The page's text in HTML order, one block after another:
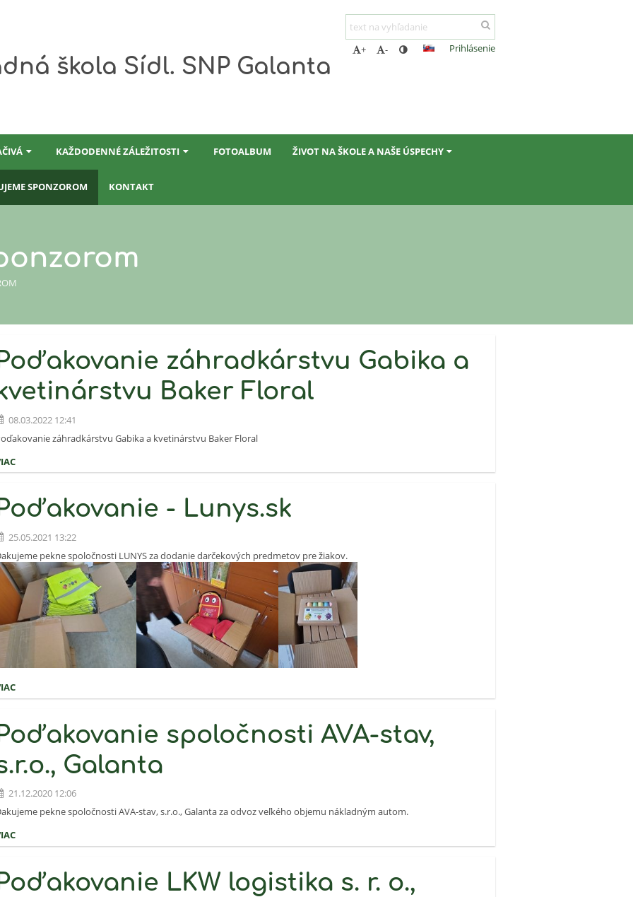
škola Sídl. SNP Galanta
+ - Prihlásenie
KAŽDODENNÉ ZÁLEŽITOSTI FOTOALBUM ŽIVOT NA ŠKOLE A NAŠE ÚSPECHY
SPONZOROM KONTAKT
záhradkárstvu Gabika a
Baker Floral
08.03.2022 12:41
záhradkárstvu Gabika a kvetinárstvu Baker Floral
- Lunys.sk
25.05.2021 13:22
pekne spoločnosti LUNYS za dodanie darčekových predmetov pre žiakov.
spoločnosti AVA-stav,
Galanta
21.12.2020 12:06
pekne spoločnosti AVA-stav, s.r.o., Galanta za odvoz veľkého objemu nákladným autom.
LKW logistika s. r. o.,